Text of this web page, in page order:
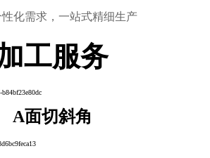
化需求，一站式精细生产
工服务
A面切斜角